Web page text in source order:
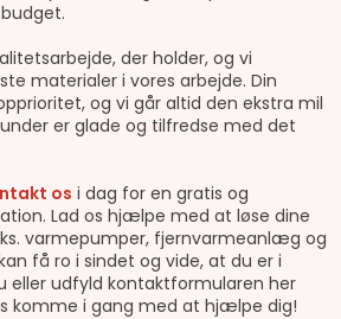
der holder, og vi
materialer i vores arbejde. Din
og vi går altid den ekstra mil
er glade og tilfredse med det
os i dag for en gratis og
Lad os hjælpe med at løse dine
varmepumper, fjernvarmeanlæg og
få ro i sindet og vide, at du er i
eller udfyld kontaktformularen her
komme i gang med at hjælpe dig!